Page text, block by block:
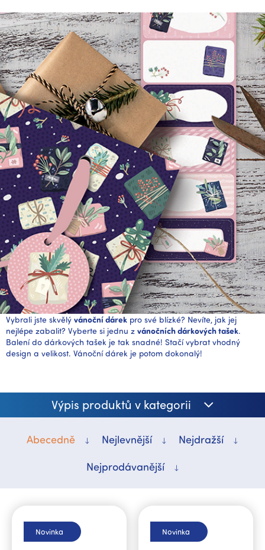
Vybrali jste skvělý vánoční dárek pro své blízké? Nevíte, jak jej
nejlépe zabalit? Vyberte si jednu z vánočních dárkových tašek.
Balení do dárkových tašek je tak snadné! Stačí vybrat vhodný
design a velikost. Vánoční dárek je potom dokonalý!
Výpis produktů v kategorii
Abecedně Nejlevnější
Nejdražší
Nejprodávanější
Novinka Novinka